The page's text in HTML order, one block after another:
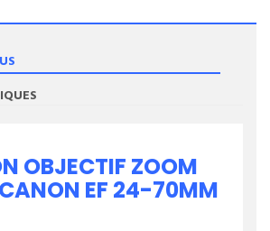
OBJECTIF ZOOM
EF 24-70MM